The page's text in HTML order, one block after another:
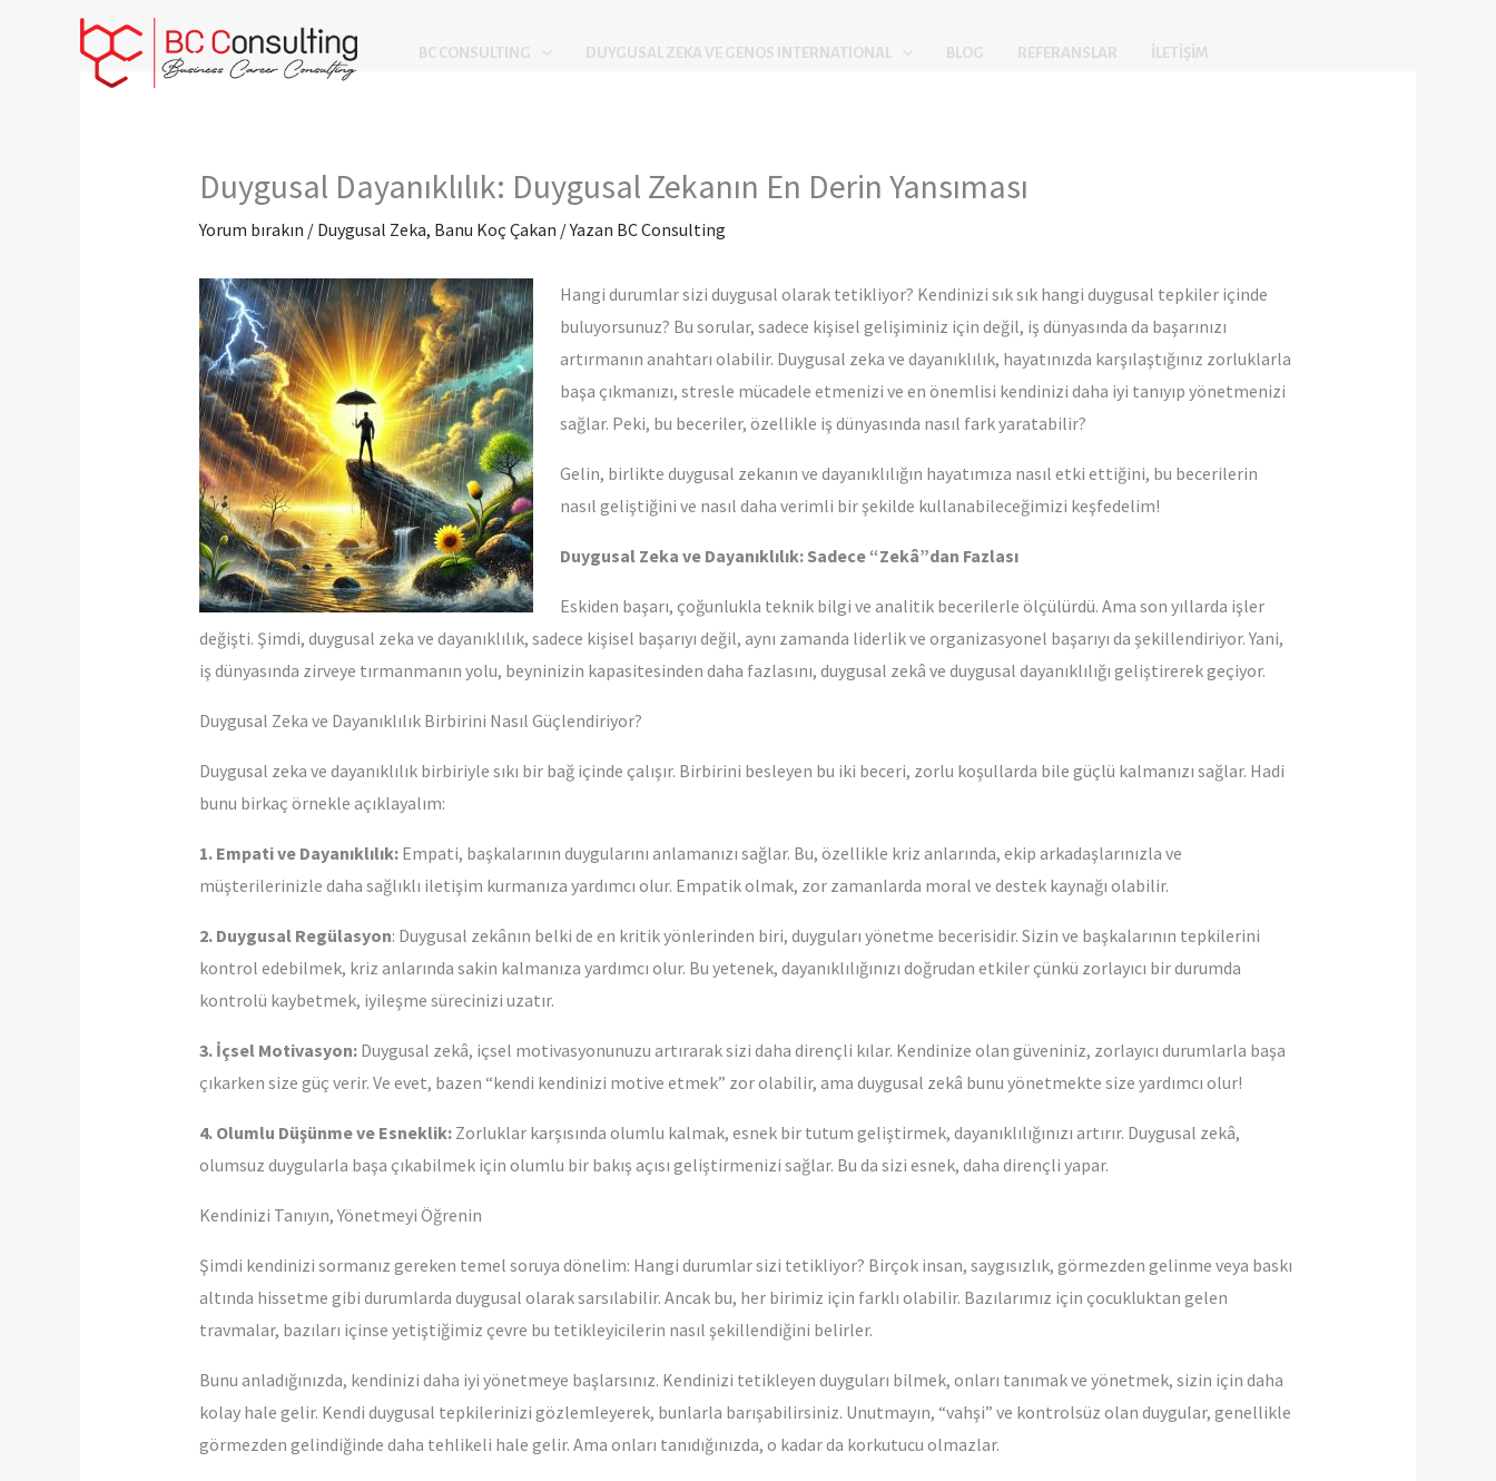
BC CONSULTING DUYGUSAL ZEKA VE GENOS INTERNATIONAL BLOG REFERANSLAR İLETIŞIM
Duygusal Dayanıklılık: Duygusal Zekanın En Derin Yansıması
Yorum bırakın / Duygusal Zeka, Banu Koç Çakan / Yazan BC Consulting
Hangi durumlar sizi duygusal olarak tetikliyor? Kendinizi sık sık hangi duygusal tepkiler içinde
buluyorsunuz? Bu sorular, sadece kişisel gelişiminiz için değil, iş dünyasında da başarınızı
artırmanın anahtarı olabilir. Duygusal zeka ve dayanıklılık, hayatınızda karşılaştığınız zorluklarla
başa çıkmanızı, stresle mücadele etmenizi ve en önemlisi kendinizi daha iyi tanıyıp yönetmenizi
sağlar. Peki, bu beceriler, özellikle iş dünyasında nasıl fark yaratabilir?
Gelin, birlikte duygusal zekanın ve dayanıklılığın hayatımıza nasıl etki ettiğini, bu becerilerin
nasıl geliştiğini ve nasıl daha verimli bir şekilde kullanabileceğimizi keşfedelim!
Duygusal Zeka ve Dayanıklılık: Sadece “Zekâ”dan Fazlası
Eskiden başarı, çoğunlukla teknik bilgi ve analitik becerilerle ölçülürdü. Ama son yıllarda işler
değişti. Şimdi, duygusal zeka ve dayanıklılık, sadece kişisel başarıyı değil, aynı zamanda liderlik ve organizasyonel başarıyı da şekillendiriyor. Yani,
iş dünyasında zirveye tırmanmanın yolu, beyninizin kapasitesinden daha fazlasını, duygusal zekâ ve duygusal dayanıklılığı geliştirerek geçiyor.
Duygusal Zeka ve Dayanıklılık Birbirini Nasıl Güçlendiriyor?
Duygusal zeka ve dayanıklılık birbiriyle sıkı bir bağ içinde çalışır. Birbirini besleyen bu iki beceri, zorlu koşullarda bile güçlü kalmanızı sağlar. Hadi
bunu birkaç örnekle açıklayalım:
1. Empati ve Dayanıklılık:Empati, başkalarının duygularını anlamanızı sağlar. Bu, özellikle kriz anlarında, ekip arkadaşlarınızla ve
müşterilerinizle daha sağlıklı iletişim kurmanıza yardımcı olur. Empatik olmak, zor zamanlarda moral ve destek kaynağı olabilir.
2. Duygusal Regülasyon: Duygusal zekânın belki de en kritik yönlerinden biri, duyguları yönetme becerisidir. Sizin ve başkalarının tepkilerini
kontrol edebilmek, kriz anlarında sakin kalmanıza yardımcı olur. Bu yetenek, dayanıklılığınızı doğrudan etkiler çünkü zorlayıcı bir durumda
kontrolü kaybetmek, iyileşme sürecinizi uzatır.
3. İçsel Motivasyon:Duygusal zekâ, içsel motivasyonunuzu artırarak sizi daha dirençli kılar. Kendinize olan güveniniz, zorlayıcı durumlarla başa
çıkarken size güç verir. Ve evet, bazen “kendi kendinizi motive etmek” zor olabilir, ama duygusal zekâ bunu yönetmekte size yardımcı olur!
4. Olumlu Düşünme ve Esneklik:Zorluklar karşısında olumlu kalmak, esnek bir tutum geliştirmek, dayanıklılığınızı artırır. Duygusal zekâ,
olumsuz duygularla başa çıkabilmek için olumlu bir bakış açısı geliştirmenizi sağlar. Bu da sizi esnek, daha dirençli yapar.
Kendinizi Tanıyın, Yönetmeyi Öğrenin
Şimdi kendinizi sormanız gereken temel soruya dönelim: Hangi durumlar sizi tetikliyor? Birçok insan, saygısızlık, görmezden gelinme veya baskı
altında hissetme gibi durumlarda duygusal olarak sarsılabilir. Ancak bu, her birimiz için farklı olabilir. Bazılarımız için çocukluktan gelen
travmalar, bazıları içinse yetiştiğimiz çevre bu tetikleyicilerin nasıl şekillendiğini belirler.
Bunu anladığınızda, kendinizi daha iyi yönetmeye başlarsınız. Kendinizi tetikleyen duyguları bilmek, onları tanımak ve yönetmek, sizin için daha
kolay hale gelir. Kendi duygusal tepkilerinizi gözlemleyerek, bunlarla barışabilirsiniz. Unutmayın, “vahşi” ve kontrolsüz olan duygular, genellikle
görmezden gelindiğinde daha tehlikeli hale gelir. Ama onları tanıdığınızda, o kadar da korkutucu olmazlar.